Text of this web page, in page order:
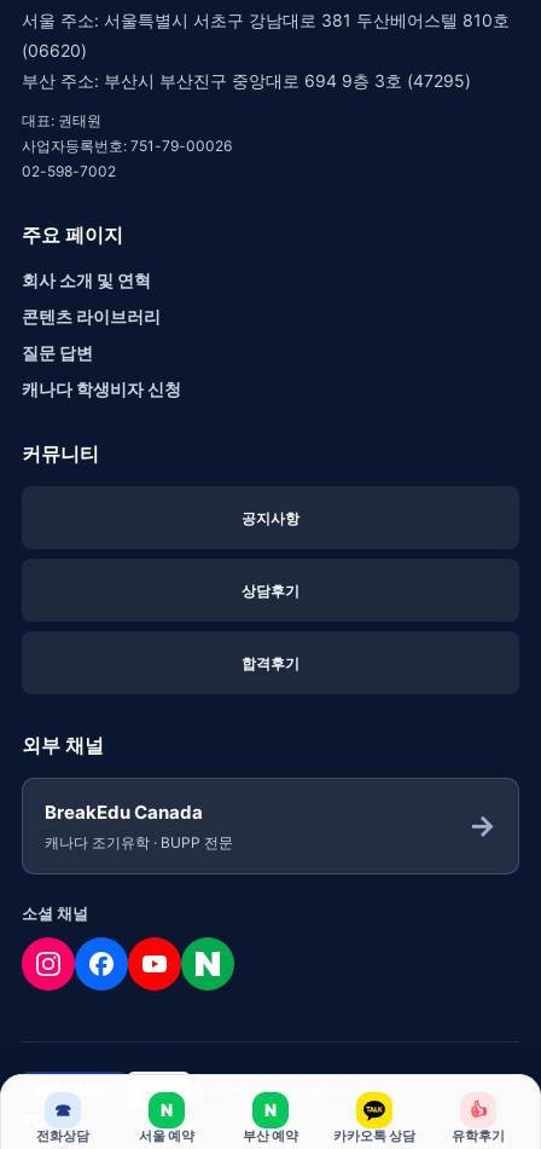
서울 주소: 서울특별시 서초구 강남대로 381 두산베어스텔 810호
(06620)
부산 주소: 부산시 부산진구 중앙대로 694 9층 3호 (47295)
대표: 권태원
사업자등록번호: 751-79-00026
02-598-7002
주요 페이지
회사 소개 및 연혁
콘텐츠 라이브러리
질문 답변
캐나다 학생비자 신청
커뮤니티
공지사항
상담후기
합격후기
외부 채널
BreakEdu Canada
캐나다 조기유학 · BUPP 전문 →
소셜 채널
BREAKEDU BUPP 회사 소개개인정보 처리 방침
TOP
☎
전화상담
N
서울 예약
N
부산 예약 카카오톡 상담
👍
유학후기